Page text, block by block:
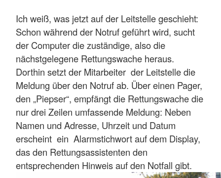
Ich weiß, was jetzt auf der Leitstelle geschieht:
Schon während der Notruf geführt wird, sucht
der Computer die zuständige, also die
nächstgelegene Rettungswache heraus.
Dorthin setzt der Mitarbeiter der Leitstelle die
Meldung über den Notruf ab. Über einen Pager,
den „Piepser“, empfängt die Rettungswache die
nur drei Zeilen umfassende Meldung: Neben
Namen und Adresse, Uhrzeit und Datum
erscheint ein Alarmstichwort auf dem Display,
das den Rettungsassistenten den
entsprechenden Hinweis auf den Notfall gibt.